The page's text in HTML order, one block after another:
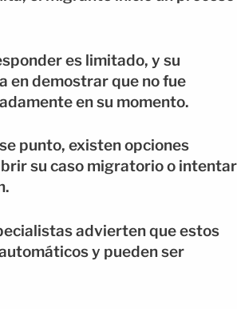
es limitado, y su
en demostrar que no fue
en su momento.
punto, existen opciones
su caso migratorio o intentar
advierten que estos
y pueden ser